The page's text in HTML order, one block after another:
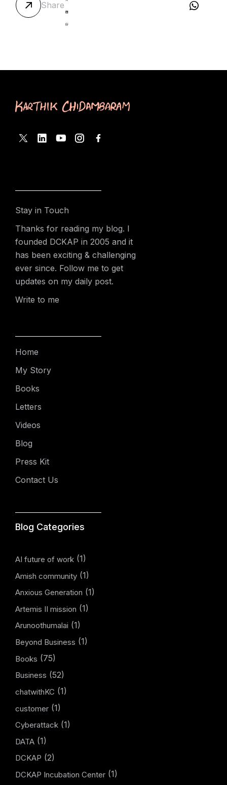
Share
Stay in Touch
Thanks for reading my blog. I
founded DCKAP in 2005 and it
has been exciting & challenging
ever since. Follow me to get
updates on my daily post.
Write to me
Home
My Story
Books
Letters
Videos
Blog
Press Kit
Contact Us
Blog Categories
AI future of work (1)
Amish community (1)
Anxious Generation (1)
Artemis II mission (1)
Arunoothumalai (1)
Beyond Business (1)
Books (75)
Business (52)
chatwithKC (1)
customer (1)
Cyberattack (1)
DATA (1)
DCKAP (2)
DCKAP Incubation Center (1)